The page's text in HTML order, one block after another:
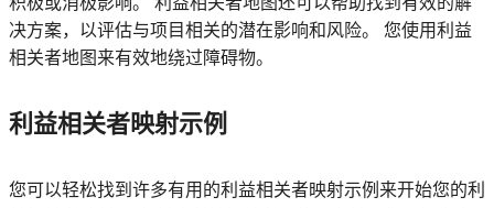
决方案，以评估与项目相关的潜在影响和风险。 您使用利益
相关者地图来有效地绕过障碍物。
利益相关者映射示例
您可以轻松找到许多有用的利益相关者映射示例来开始您的利